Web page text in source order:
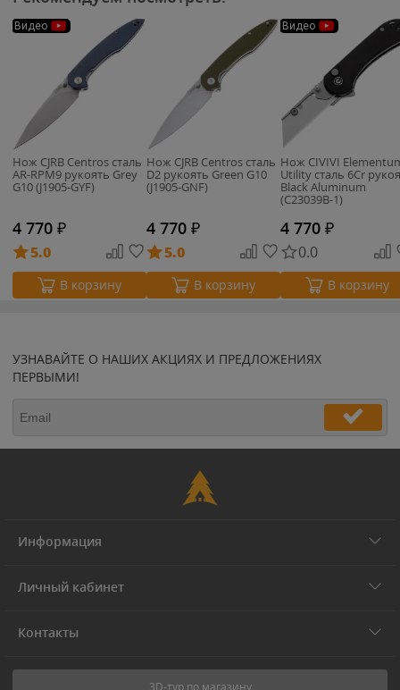
Видео
Нож CJRB Centros сталь
AR-RPM9 рукоять Grey
G10 (J1905-GYF)
4 770 ₽
5.0
В корзину
Нож CJRB Centros сталь
D2 рукоять Green G10
(J1905-GNF)
4 770 ₽
5.0
В корзину
Видео
Нож CIVIVI
Utility сталь 6Cr
Black Aluminum
(C23039B-1)
4 770 ₽
0.0
В корзину
УЗНАВАЙТЕ О НАШИХ АКЦИЯХ И ПРЕДЛОЖЕНИЯХ
ПЕРВЫМИ!
Информация
Личный кабинет
Контакты
3D-тур по магазину